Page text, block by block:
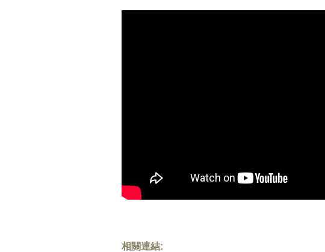
相關連結: